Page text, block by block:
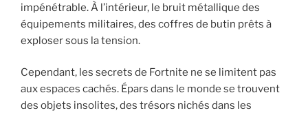
impénétrable. À l’intérieur, le bruit métallique des
équipements militaires, des coffres de butin prêts à
exploser sous la tension.
Cependant, les secrets de Fortnite ne se limitent pas
aux espaces cachés. Épars dans le monde se trouvent
des objets insolites, des trésors nichés dans les